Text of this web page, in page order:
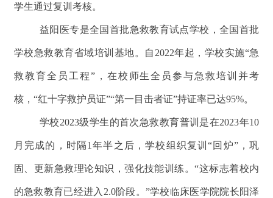
学生通过复训考核。
益阳医专是全国首批急救教育试点学校，全国首批
学校急救教育省域培训基地。自2022年起，学校实施“急
救教育全员工程”，在校师生全员参与急救培训并考
核，“红十字救护员证”“第一目击者证”持证率已达95%。
学校2023级学生的首次急救教育普训是在2023年10
月完成的，时隔1年半之后，学校组织复训“回炉”，巩
固、更新急救理论知识，强化技能训练。“这标志着校内
的急救教育已经进入2.0阶段。”学校临床医学院院长阳泽